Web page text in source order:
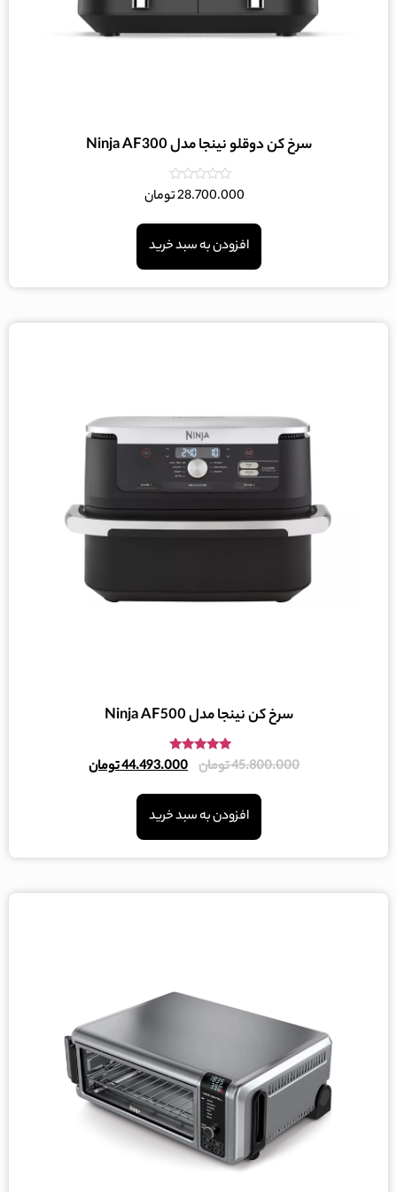
سرخ کن دوقلو نینجا مدل Ninja AF300
امتیاز
5
28.700.000تومان
افزودن به سبد خرید
سرخ کن نینجا مدل Ninja AF500
امتیاز
4.80
45.800.000تومان 44.493.000تومان
افزودن به سبد خرید